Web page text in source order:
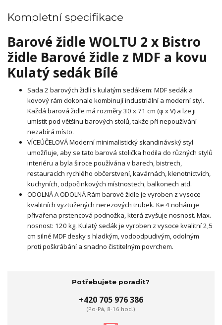
Kompletní specifikace
Barové židle WOLTU 2 x Bistro
židle Barové židle z MDF a kovu
Kulatý sedák Bílé
Sada 2 barových židlí s kulatým sedákem: MDF sedák a
kovový rám dokonale kombinují industriální a moderní styl.
Každá barová židle má rozměry 30 x 71 cm (φ x V) a lze ji
umístit pod většinu barových stolů, takže při nepoužívání
nezabírá místo.
VÍCEÚČELOVÁ Moderní minimalistický skandinávský styl
umožňuje, aby se tato barová stolička hodila do různých stylů
interiéru a byla široce používána v barech, bistrech,
restauracích rychlého občerstvení, kavárnách, klenotnictvích,
kuchyních, odpočinkových místnostech, balkonech atd.
ODOLNÁ A ODOLNÁ Rám barové židle je vyroben z vysoce
kvalitních vyztužených nerezových trubek. Ke 4 nohám je
přivařena prstencová podnožka, která zvyšuje nosnost. Max.
nosnost: 120 kg. Kulatý sedák je vyroben z vysoce kvalitní 2,5
cm silné MDF desky s hladkým, vodoodpudivým, odolným
proti poškrábání a snadno čistitelným povrchem.
Potřebujete poradit?
+420 705 976 386
(Po-Pá, 8-16 hod.)